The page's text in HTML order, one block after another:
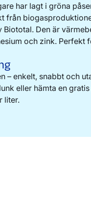
har lagt i gröna
från
Den är
och zink. Perfekt
– enkelt, snabbt och
eller hämta en
liter.